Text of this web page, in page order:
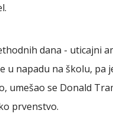
dana - uticajni
u napadu na školu, pa
umešao se Donald
prvenstvo.